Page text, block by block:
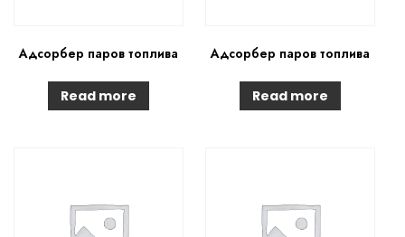
Адсорбер паров топлива
Read more
Адсорбер паров топлива
Read more